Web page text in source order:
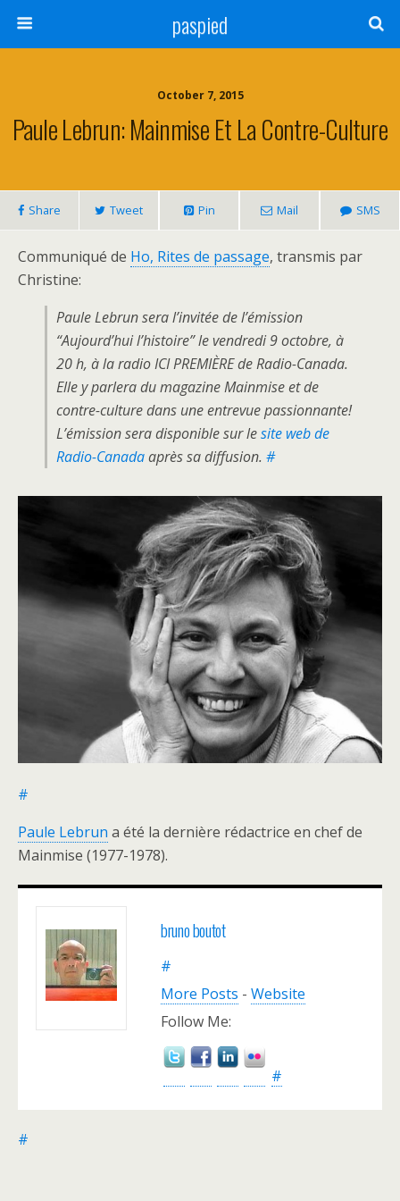
paspied
October 7, 2015
Paule Lebrun: Mainmise Et La Contre-Culture
Share Tweet Pin Mail SMS
Communiqué de Ho, Rites de passage, transmis par
Christine:
Paule Lebrun sera l’invitée de l’émission
“Aujourd’hui l’histoire” le vendredi 9 octobre, à
20 h, à la radio ICI PREMIÈRE de Radio-Canada.
Elle y parlera du magazine Mainmise et de
contre-culture dans une entrevue passionnante!
L’émission sera disponible sur lesite web de
Radio-Canadaaprès sa diffusion. #
#
Paule Lebrun a été la dernière rédactrice en chef de
Mainmise (1977-1978).
bruno boutot
#
More Posts - Website
Follow Me:
#
#